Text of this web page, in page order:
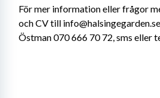
För mer information eller frågor
och CV till
Östman 070 666 70 72, sms eller